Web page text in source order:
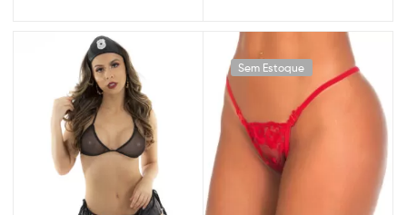
Sem Estoque